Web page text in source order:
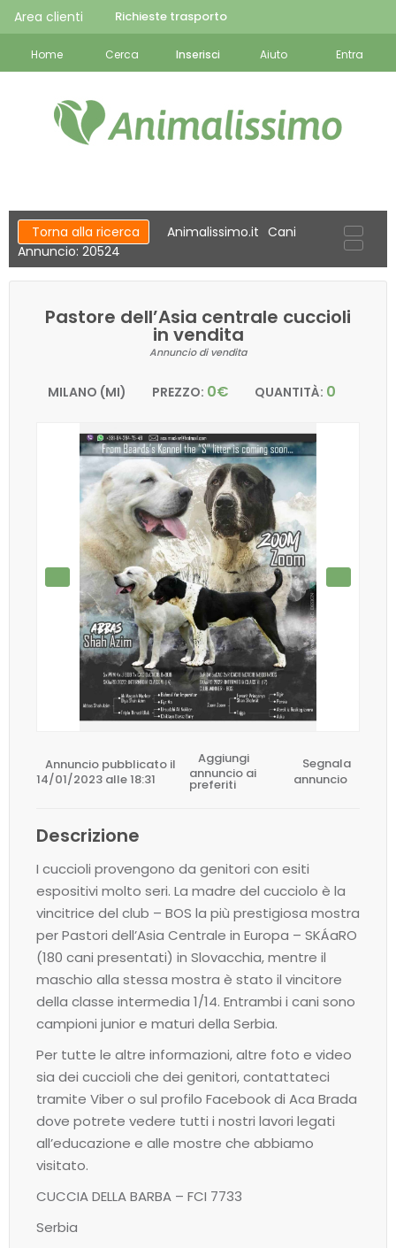
Area clienti Richieste trasporto
Home Cerca Inserisci Aiuto Entra
Torna alla ricerca Animalissimo.it Cani
Annuncio: 20524
Pastore dell’Asia centrale cuccioli
in vendita
Annuncio di vendita
MILANO (MI) PREZZO: 0€ QUANTITÀ: 0
Annuncio pubblicato il
14/01/2023 alle 18:31
Aggiungi
annuncio ai
preferiti
Segnala
annuncio
Descrizione
I cuccioli provengono da genitori con esiti
espositivi molto seri. La madre del cucciolo è la
vincitrice del club – BOS la più prestigiosa mostra
per Pastori dell’Asia Centrale in Europa – SKÁaRO
(180 cani presentati) in Slovacchia, mentre il
maschio alla stessa mostra è stato il vincitore
della classe intermedia 1/14. Entrambi i cani sono
campioni junior e maturi della Serbia.
Per tutte le altre informazioni, altre foto e video
sia dei cuccioli che dei genitori, contattateci
tramite Viber o sul profilo Facebook di Aca Brada
dove potrete vedere tutti i nostri lavori legati
all’educazione e alle mostre che abbiamo
visitato.
CUCCIA DELLA BARBA – FCI 7733
Serbia